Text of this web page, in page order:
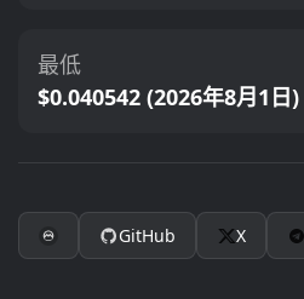
最低
$0.040542 (2026年8月1日)
GitHub X